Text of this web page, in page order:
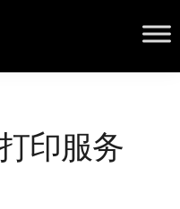
印服务